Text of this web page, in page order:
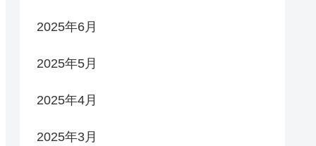
2025年6月
2025年5月
2025年4月
2025年3月